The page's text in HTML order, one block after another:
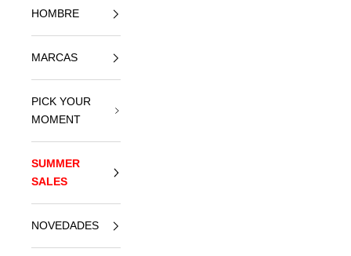
HOMBRE
MARCAS
PICK YOUR
MOMENT
SUMMER
SALES
NOVEDADES